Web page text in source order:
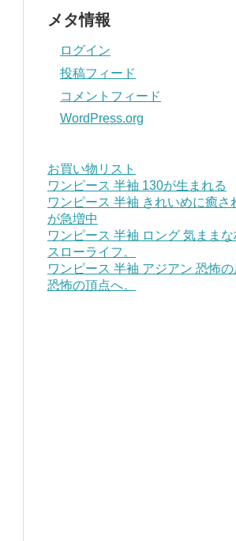
メタ情報
ログイン
投稿フィード
コメントフィード
WordPress.org
お買い物リスト
ワンピース 半袖 130が生まれる
ワンピース 半袖 きれいめに癒さ
が急増中
ワンピース 半袖 ロング 気ままな
スローライフ。
ワンピース 半袖 アジアン 恐怖の
恐怖の頂点へ。